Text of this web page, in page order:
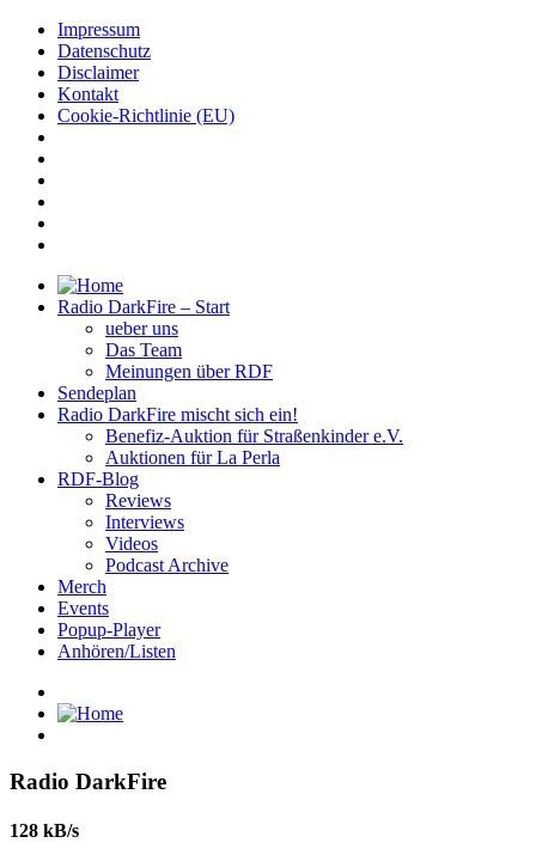
Impressum
Datenschutz
Disclaimer
Kontakt
Cookie-Richtlinie (EU)
Radio DarkFire – Start
ueber uns
Das Team
Meinungen über RDF
Sendeplan
Radio DarkFire mischt sich ein!
Benefiz-Auktion für Straßenkinder e.V.
Auktionen für La Perla
RDF-Blog
Reviews
Interviews
Videos
Podcast Archive
Merch
Events
Popup-Player
Anhören/Listen
Radio DarkFire
128 kB/s